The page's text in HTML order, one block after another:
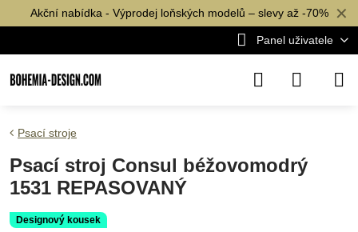
✕
Akční nabídka - Výprodej loňských modelů – slevy až -70%
Panel uživatele
Designový kousek
Psací stroje
Psací stroj Consul béžovomodrý
1531 REPASOVANÝ